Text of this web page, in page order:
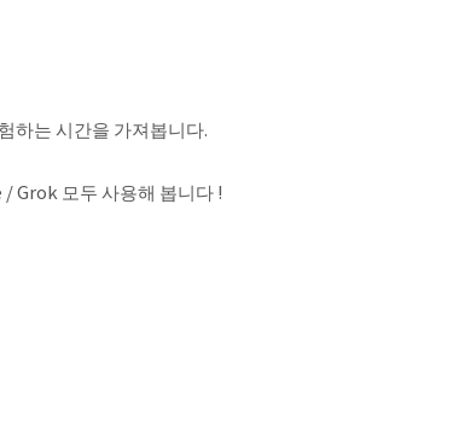
하는 시간을 가져봅니다.
Grok 모두 사용해 봅니다 !